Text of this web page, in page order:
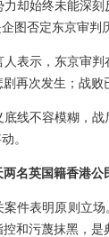
力却始终未能深
图否定东京审判
表示，东京审
再次发生；战
线不容模糊，
。
名英国籍香港
件表明原则立
和污蔑抹黑，